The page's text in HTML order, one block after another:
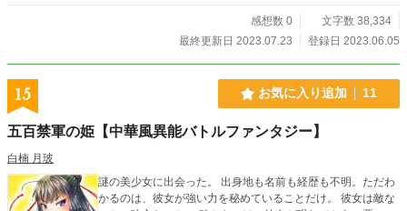
感想数 0
文字数 38,334
最終更新日 2023.07.23
登録日 2023.06.05
15 お気に入り追加 11
五百禁軍の姫【中華風異能バトルファンタジー】
白楠 月玻
謎の美少女に出会った。 出身地も名前も経歴も不明。ただわ
かるのは、彼女が強い力を秘めていることだけ。 彼女は敵な